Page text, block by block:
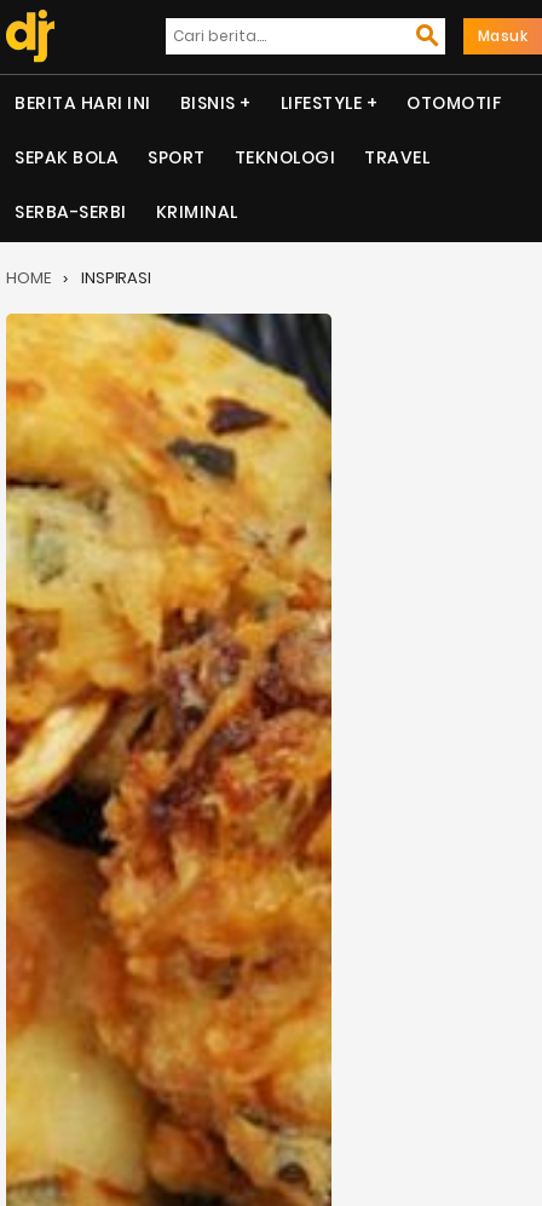
Masuk
BERITA HARI INI BISNIS LIFESTYLE OTOMOTIF
SEPAK BOLA SPORT TEKNOLOGI TRAVEL
SERBA-SERBI KRIMINAL
HOME INSPIRASI